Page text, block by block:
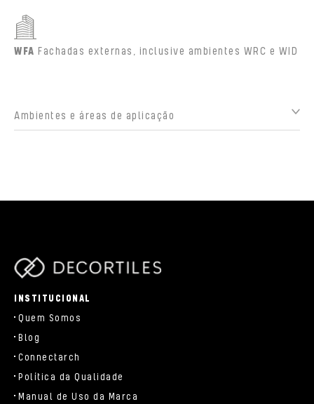
WFA Fachadas externas, inclusive ambientes WRC e WID
Ambientes e áreas de aplicação
INSTITUCIONAL
Quem Somos
Blog
Connectarch
Política da Qualidade
Manual de Uso da Marca